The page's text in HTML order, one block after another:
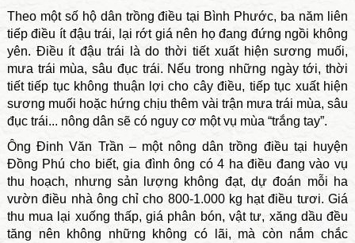
Theo một số hộ dân trồng điều tại Bình Phước, ba năm liên
tiếp điều ít đậu trái, lại rớt giá nên họ đang đứng ngồi không
yên. Điều ít đậu trái là do thời tiết xuất hiện sương muối,
mưa trái mùa, sâu đục trái. Nếu trong những ngày tới, thời
tiết tiếp tục không thuận lợi cho cây điều, tiếp tục xuất hiện
sương muối hoặc hứng chịu thêm vài trận mưa trái mùa, sâu
đục trái... nông dân sẽ có nguy cơ một vụ mùa “trắng tay”.
Ông Đinh Văn Trần – một nông dân trồng điều tại huyện
Đồng Phú cho biết, gia đình ông có 4 ha điều đang vào vụ
thu hoạch, nhưng sản lượng không đạt, dự đoán mỗi ha
vườn điều nhà ông chỉ cho 800-1.000 kg hạt điều tươi. Giá
thu mua lại xuống thấp, giá phân bón, vật tư, xăng dầu đều
tăng nên không những không có lãi, mà còn nắm chắc